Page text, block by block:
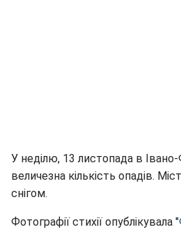
У неділю, 13 листопада в
величезна кількість опадів.
снігом.
Фотографії стихії опублікувала "